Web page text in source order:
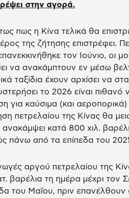
στην αγορά.
πως η Κίνα τελικά θα
της ζήτησης επιστρέφει.
τον Ιούνιο, οι
να ανακάμπτουν εν μέσω
ταξίδια έχουν αρχίσει να
το 2026 είναι πιθανό
για καύσιμα (και αεροπορικά)
πετρελαίου της Κίνας θα
κατά 800 χιλ.
πάνω από τα επίπεδα του
αργού πετρελαίου της
τη ημέρα μέχρι τον
του Μαΐου, πριν επανέλθουν